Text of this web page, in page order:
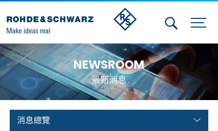
Activities
Contact Us
Member
Calendar
NEWSROOM
最新消息
消息總覽